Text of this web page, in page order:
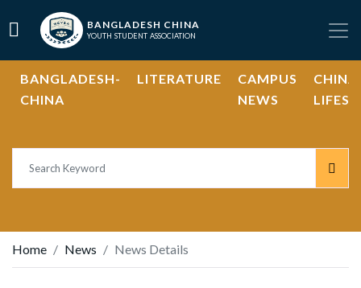
BANGLADESH CHINA
YOUTH STUDENT ASSOCIATION
BANGLADESH-
CHINA
LITERATURE
CAMPUS
NEWS
CHINA
Home News News Details